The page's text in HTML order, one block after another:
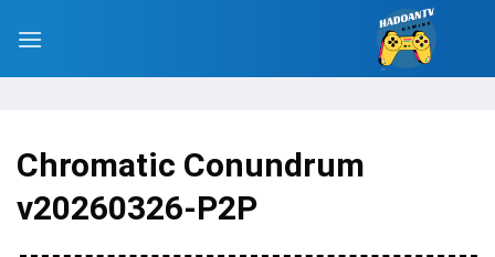
Chromatic Conundrum
v20260326-P2P